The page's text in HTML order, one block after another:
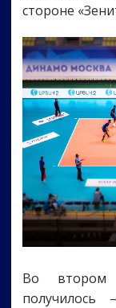
стороне
Во втором